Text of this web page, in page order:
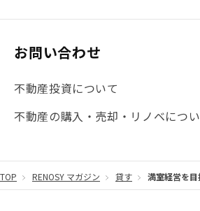
#JR湘南新宿ライン
#20代 #都営浅草線
#東急東横線
#都営大江戸線
#都営三田線 #不
お問い合わせ
不動産投資について
不動産の購入・売却・リノベにつ
TOP RENOSY マガジン 貸す 満室経営を